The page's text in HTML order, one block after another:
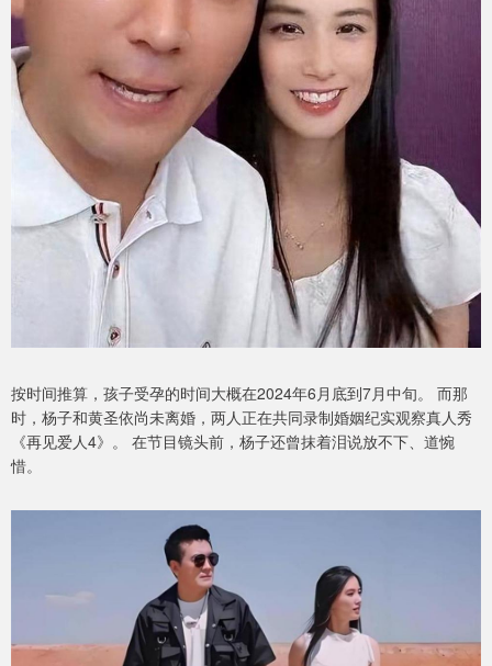
按时间推算，孩子受孕的时间大概在2024年6月底到7月中旬。 而那
时，杨子和黄圣依尚未离婚，两人正在共同录制婚姻纪实观察真人秀
《再见爱人4》。 在节目镜头前，杨子还曾抹着泪说放不下、道惋
惜。